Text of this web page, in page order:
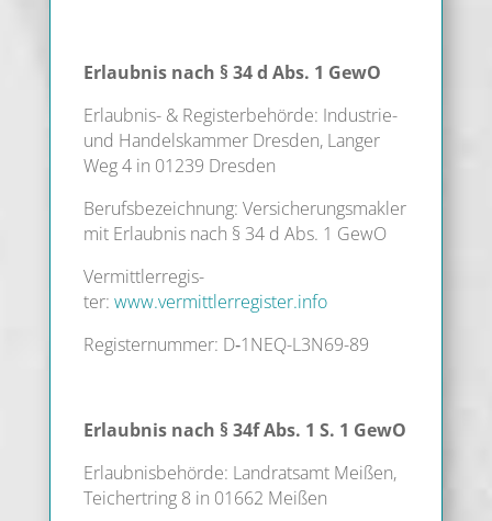
Erlaub­nis nach § 34 d Abs. 1 GewO
Erlaub­nis- & Regis­ter­be­hör­de: Indus­trie-
und Han­dels­kam­mer Dres­den, Lan­ger
Weg 4 in 01239 Dresden
Berufs­be­zeich­nung: Ver­si­che­rungs­mak­ler
mit Erlaub­nis nach § 34 d Abs. 1 GewO
Ver­mitt­ler­re­gis­
ter: www.vermittlerregister.info
Regis­ter­num­mer: D‑1­NEQ-L3N69-89
Erlaub­nis nach § 34f Abs. 1 S. 1 GewO
Erlaub­nis­be­hör­de: Land­rats­amt Mei­ßen,
Tei­chert­ring 8 in 01662 Meißen